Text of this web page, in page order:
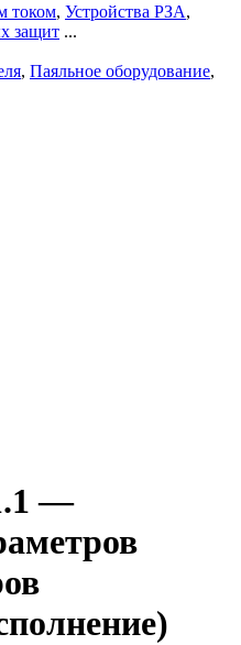
током, Устройства РЗА,
защит ...
, Паяльное оборудование,
—